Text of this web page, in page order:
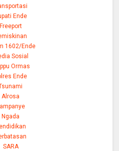
Ende
Freeport
1602/Ende
Sosial
Ormas
Ende
Alrosa
Ngada
SARA